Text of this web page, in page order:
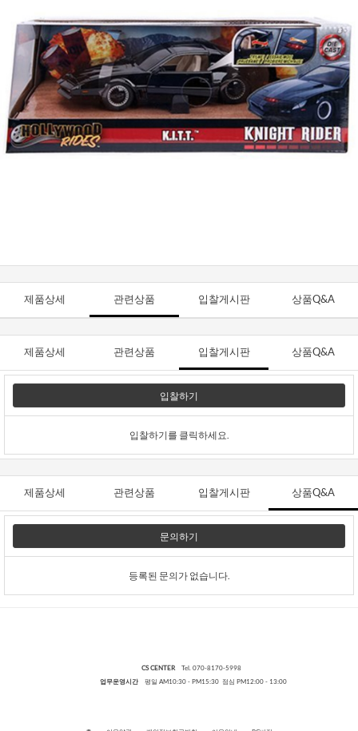
제품상세 관련상품 입찰게시판 상품Q&A
제품상세 관련상품 입찰게시판 상품Q&A
입찰하기
입찰하기를 클릭하세요.
제품상세 관련상품 입찰게시판 상품Q&A
문의하기
등록된 문의가 없습니다.
CS CENTER Tel. 070-8170-5998
업무운영시간평일 AM10:30 - PM15:30 점심 PM12:00 - 13:00